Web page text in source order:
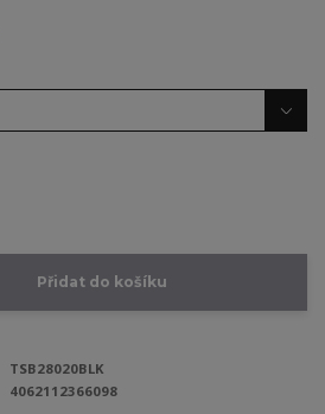
Přidat do košíku
TSB28020BLK
4062112366098